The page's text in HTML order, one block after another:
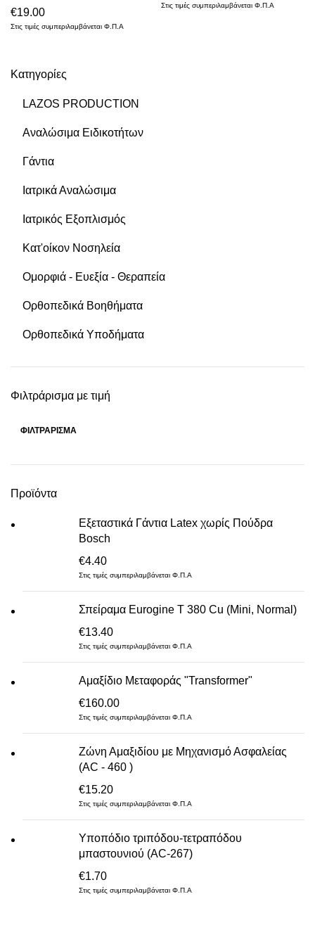
Κατηγορίες
LAZOS PRODUCTION
Αναλώσιμα Ειδικοτήτων
Γάντια
Ιατρικά Αναλώσιμα
Ιατρικός Εξοπλισμός
Κατ'οίκον Νοσηλεία
Ομορφιά - Ευεξία - Θεραπεία
Ορθοπεδικά Βοηθήματα
Ορθοπεδικά Υποδήματα
Φιλτράρισμα με τιμή
ΦΙΛΤΡΆΡΙΣΜΑ
Προϊόντα
Εξεταστικά Γάντια Latex χωρίς Πούδρα
Bosch
€4.40
Στις τιμές συμπεριλαμβάνεται Φ.Π.Α
Σπείραμα Eurogine Τ 380 Cu (Mini, Normal)
€13.40
Στις τιμές συμπεριλαμβάνεται Φ.Π.Α
Αμαξίδιο Μεταφοράς "Transformer"
€160.00
Στις τιμές συμπεριλαμβάνεται Φ.Π.Α
Ζώνη Αμαξιδίου με Μηχανισμό Ασφαλείας
(AC - 460 )
€15.20
Στις τιμές συμπεριλαμβάνεται Φ.Π.Α
Υποπόδιο τριπόδου-τετραπόδου
μπαστουνιού (AC-267)
€1.70
Στις τιμές συμπεριλαμβάνεται Φ.Π.Α
€19.00
Στις τιμές συμπεριλαμβάνεται Φ.Π.Α
Στις τιμές συμπεριλαμβάνεται Φ.Π.Α